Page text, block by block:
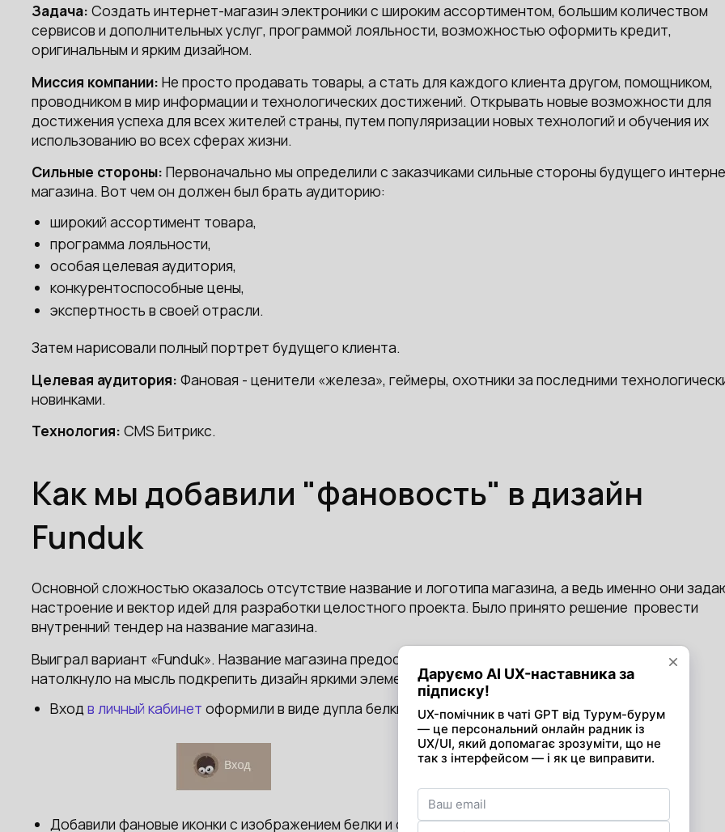
Задача: Создать интернет-магазин электроники с широким ассортиментом, большим количеством
сервисов и дополнительных услуг, программой лояльности, возможностью оформить кредит,
оригинальным и ярким дизайном.
Миссия компании: Не просто продавать товары, а стать для каждого клиента другом, помощником,
проводником в мир информации и технологических достижений. Открывать новые возможности для
достижения успеха для всех жителей страны, путем популяризации новых технологий и обучения их
использованию во всех сферах жизни.
Сильные стороны: Первоначально мы определили с заказчиками сильные стороны будущего
магазина. Вот чем он должен был брать аудиторию:
широкий ассортимент товара,
программа лояльности,
особая целевая аудитория,
конкурентоспособные цены,
экспертность в своей отрасли.
Затем нарисовали полный портрет будущего клиента.
Целевая аудитория: Фановая - ценители «железа», геймеры, охотники за последними
новинками.
Технология: CMS Битрикс.
Как мы добавили "фановость" в дизайн
Funduk
Основной сложностью оказалось отсутствие название и логотипа магазина, а ведь именно они
настроение и вектор идей для разработки целостного проекта. Было принято решение провести
внутренний тендер на название магазина.
Выиграл вариант «Funduk». Название магазина предоставило широкое поле для ассоциаций, что
натолкнуло на мысль подкрепить дизайн яркими элементами:
Входв личный кабинет оформили в виде дупла белки
Добавили фановые иконки с изображением белки и орехов